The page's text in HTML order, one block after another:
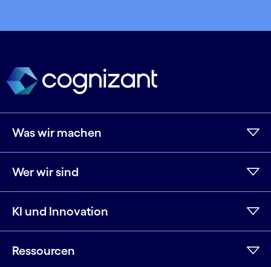
Was wir machen
Wer wir sind
KI und Innovation
Ressourcen